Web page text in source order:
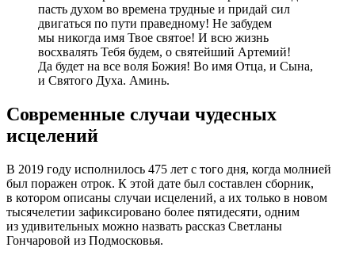
пасть духом во времена трудные и придай сил
двигаться по пути праведному! Не забудем
мы никогда имя Твое святое! И всю жизнь
восхвалять Тебя будем, о святейший Артемий!
Да будет на все воля Божия! Во имя Отца, и Сына,
и Святого Духа. Аминь.
Современные случаи чудесных
исцелений
В 2019 году исполнилось 475 лет с того дня, когда молнией
был поражен отрок. К этой дате был составлен сборник,
в котором описаны случаи исцелений, а их только в новом
тысячелетии зафиксировано более пятидесяти, одним
из удивительных можно назвать рассказ Светланы
Гончаровой из Подмосковья.